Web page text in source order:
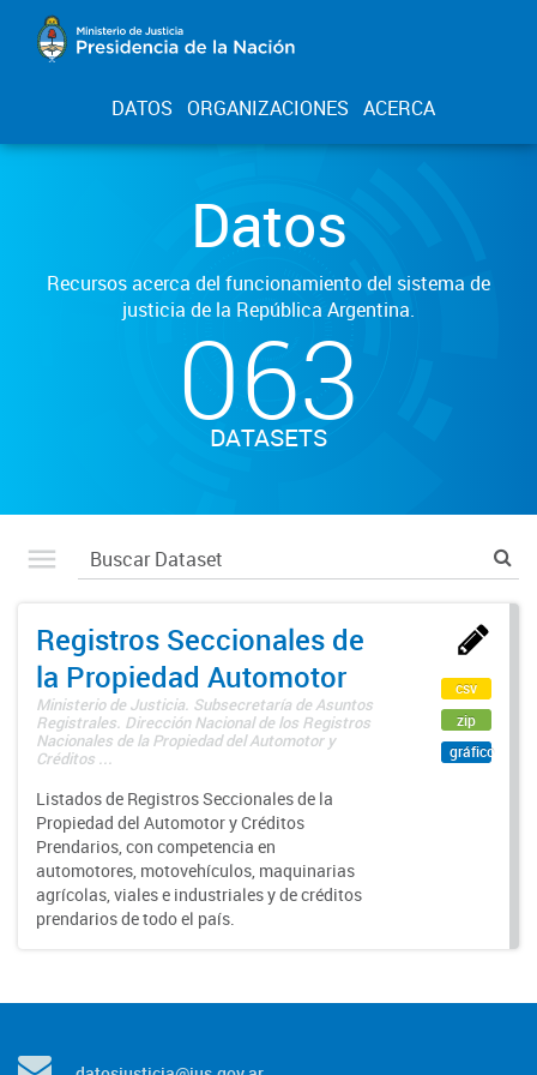
DATOS ORGANIZACIONES ACERCA
Datos
Recursos acerca del funcionamiento del sistema de
justicia de la República Argentina.
063
DATASETS
Registros Seccionales de
la Propiedad Automotor
Ministerio de Justicia. Subsecretaría de Asuntos
Registrales. Dirección Nacional de los Registros
Nacionales de la Propiedad del Automotor y
Créditos ...
Listados de Registros Seccionales de la
Propiedad del Automotor y Créditos
Prendarios, con competencia en
automotores, motovehículos, maquinarias
agrícolas, viales e industriales y de créditos
prendarios de todo el país.
csv
zip
gráfico